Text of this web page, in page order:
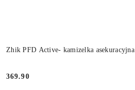
Zhik PFD Active- kamizelka asekuracyjna
Cena:
369.90